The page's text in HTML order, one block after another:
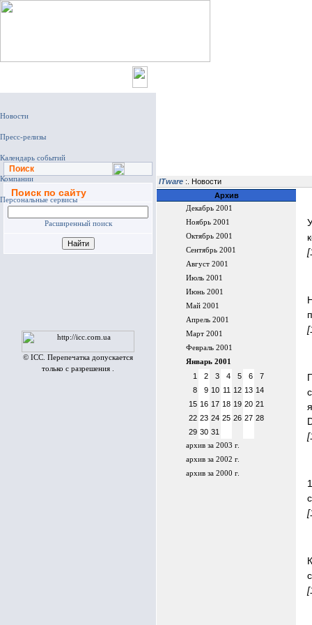
Поиск
Поиск по сайту
Расширенный поиск
© ICC. Перепечатка допускается
только с разрешения .
ITware :. Новости
Архив
Декабрь 2001
Ноябрь 2001
Октябрь 2001
Сентябрь 2001
Август 2001
Июль 2001
Июнь 2001
Май 2001
Апрель 2001
Март 2001
Февраль 2001
Январь 2001
1 2 3 4 5 6
7
8
9 10 11 12 13 14
15 16 17 18 19 20 21
22 23 24 25 26 27 28
29 30 31
архив за 2003 г.
архив за 2002 г.
архив за 2000 г.